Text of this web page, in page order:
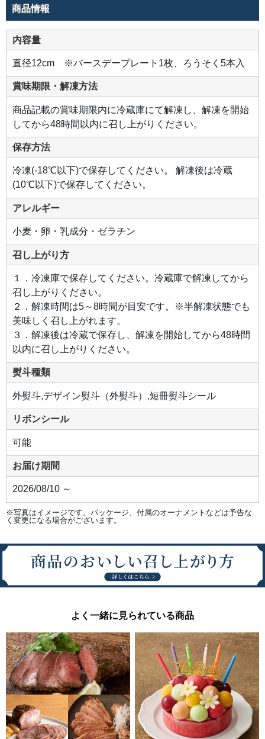
商品情報
内容量
直径12cm ※バースデープレート1枚、ろうそく5本入
賞味期限・解凍方法
商品記載の賞味期限内に冷蔵庫にて解凍し、解凍を開始
してから48時間以内に召し上がりください。
保存方法
冷凍(-18℃以下)で保存してください。 解凍後は冷蔵
(10℃以下)で保存してください。
アレルギー
小麦・卵・乳成分・ゼラチン
召し上がり方
１．冷凍庫で保存してください。冷蔵庫で解凍してから
召し上がりください。
２．解凍時間は5～8時間が目安です。※半解凍状態でも
美味しく召し上がれます。
３．解凍後は冷蔵で保存し、解凍を開始してから48時間
以内に召し上がりください。
熨斗種類
外熨斗,デザイン熨斗（外熨斗）,短冊熨斗シール
リボンシール
可能
お届け期間
2026/08/10 ～
※写真はイメージです。パッケージ、付属のオーナメントなどは予告な
く変更になる場合がございます。
よく一緒に見られている商品